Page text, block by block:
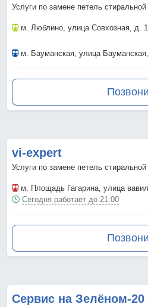
Услуги по замене петель
м. Люблино, улица Совхозная, д.
м. Бауманская, улица
vi-expert
Услуги по замене петель
м. Площадь Гагарина, улица
Сегодня работает до 21:00
Сервис на Зелёном-20